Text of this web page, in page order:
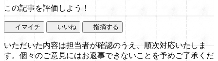
この記事を評価しよう！
イマイチ いいね 指摘する
いただいた内容は担当者が確認のうえ、順次対応いたしま
す。個々のご意見にはお返事できないことを予めご了承くだ